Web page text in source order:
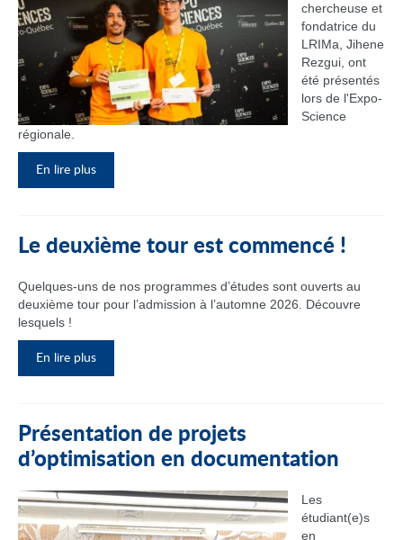
chercheuse et
fondatrice du
LRIMa, Jihene
Rezgui, ont
été présentés
lors de l'Expo-
Science
régionale.
En lire plus
Le deuxième tour est commencé !
Quelques-uns de nos programmes d’études sont ouverts au
deuxième tour pour l’admission à l’automne 2026. Découvre
lesquels !
En lire plus
Présentation de projets
d’optimisation en documentation
Les
étudiant(e)s
en